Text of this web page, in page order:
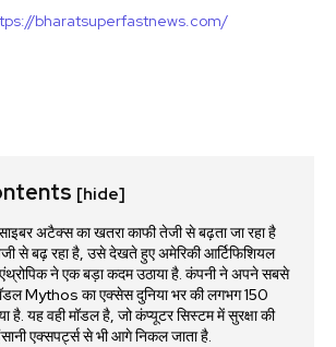
bharatsuperfastnews.com/
[hide]
अटैक्स का खतरा काफी तेजी से बढ़ता जा रहा है
से बढ़ रहा है, उसे देखते हुए अमेरिकी आर्टिफिशियल
ने एक बड़ा कदम उठाया है. कंपनी ने अपने सबसे
Mythos का एक्सेस दुनिया भर की लगभग 150
है. यह वही मॉडल है, जो कंप्यूटर सिस्टम में सुरक्षा की
एक्सपर्ट्स से भी आगे निकल जाता है.